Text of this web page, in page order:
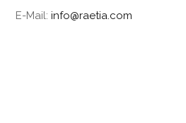
E-Mail: info@raetia.com